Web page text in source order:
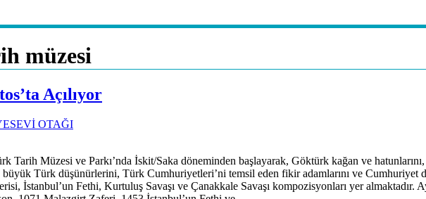
müzesi
Açılıyor
OTAĞI
Tarih Müzesi ve Parkı’nda İskit/Saka döneminden başlayarak, Göktürk kağan ve
büyük Türk düşünürlerini, Türk Cumhuriyetleri’ni temsil eden fikir adamlarını ve Cumhuriyet
İstanbul’un Fethi, Kurtuluş Savaşı ve Çanakkale Savaşı kompozisyonları yer